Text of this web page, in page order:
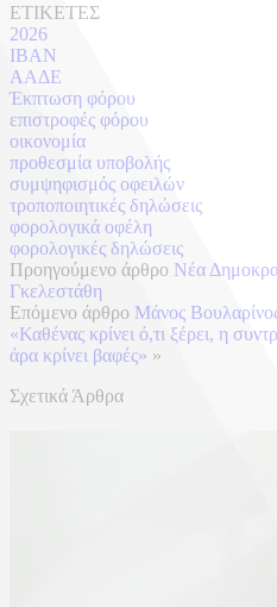
ΕΤΙΚΕΤΕΣ
2026
IBAN
ΑΑΔΕ
Έκπτωση φόρου
επιστροφές φόρου
οικονομία
προθεσμία υποβολής
συμψηφισμός οφειλών
τροποποιητικές δηλώσεις
φορολογικά οφέλη
φορολογικές δηλώσεις
Προηγούμενο άρθρο Νέα
Γκελεστάθη
Επόμενο άρθρο Μάνος
«Καθένας κρίνει ό,τι ξέρει, η
άρα κρίνει βαφές» »
Σχετικά Άρθρα